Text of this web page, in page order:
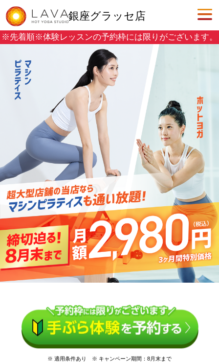
銀座グラッセ店
※先着順※体験レッスンの予約枠には限りがございます。
※ 適用条件あり ※ キャンペーン期間：8月末まで